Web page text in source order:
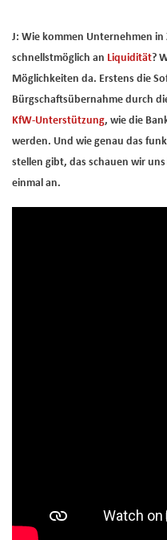
J: Wie kommen Unternehmen in
schnellstmöglich an Liquidität?
Möglichkeiten da. Erstens die
Bürgschaftsübernahme durch
KfW-Unterstützung, wie die
werden. Und wie genau das
stellen gibt, das schauen wir
einmal an.